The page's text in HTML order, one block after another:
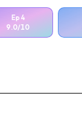
Ep 4
9.0/10